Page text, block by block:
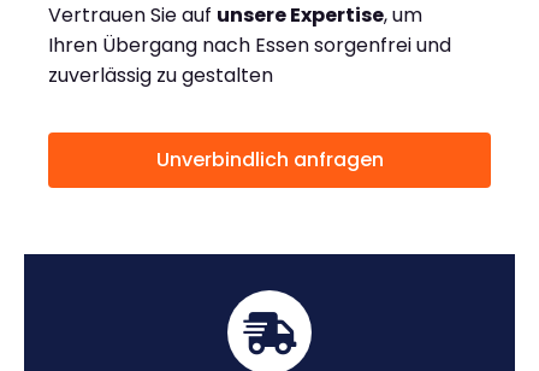
Vertrauen Sie auf unsere Expertise, um
Ihren Übergang nach Essen sorgenfrei und
zuverlässig zu gestalten
Unverbindlich anfragen